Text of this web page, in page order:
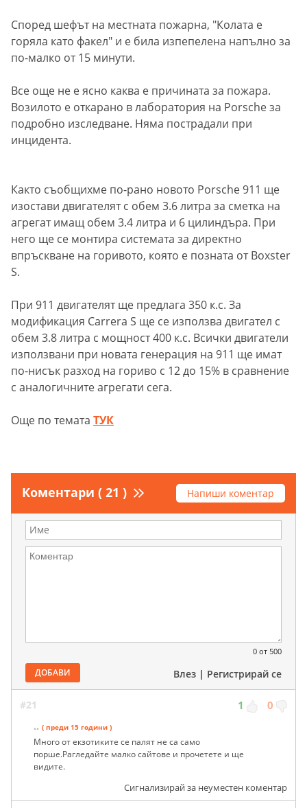
Според шефът на местната пожарна, "Колата е
горяла като факел" и е била изпепелена напълно за
по-малко от 15 минути.
Все още не е ясно каква е причината за пожара.
Возилото е откарано в лаборатория на Porsche за
подробно изследване. Няма пострадали при
инцидента.
Както съобщихме по-рано новото Porsche 911 ще
изостави двигателят с обем 3.6 литра за сметка на
агрегат имащ обем 3.4 литра и 6 цилиндъра. При
него ще се монтира системата за директно
впръскване на горивото, която е позната от Boxster
S.
При 911 двигателят ще предлага 350 к.с. За
модификация Carrera S ще се използва двигател с
обем 3.8 литра с мощност 400 к.с. Всички двигатели
използвани при новата генерация на 911 ще имат
по-нисък разход на гориво с 12 до 15% в сравнение
с аналогичните агрегати сега.
Още по темата ТУК
Коментари ( 21 ) Напиши коментар
0 от 500
ДОБАВИ Влез | Регистрирай се
#21 1 0
.. ( преди 15 години )
Много от екзотиките се палят не са само
порше.Рагледайте малко сайтове и прочетете и ще
видите.
Сигнализирай за неуместен коментар